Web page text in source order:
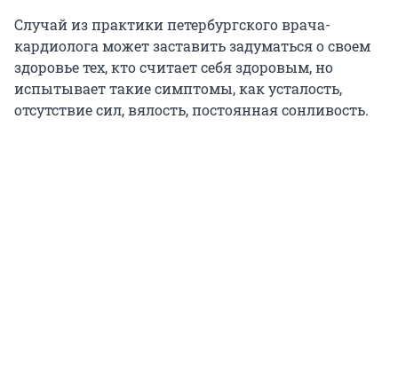
Случай из практики петербургского врача-
кардиолога может заставить задуматься о своем
здоровье тех, кто считает себя здоровым, но
испытывает такие симптомы, как усталость,
отсутствие сил, вялость, постоянная сонливость.